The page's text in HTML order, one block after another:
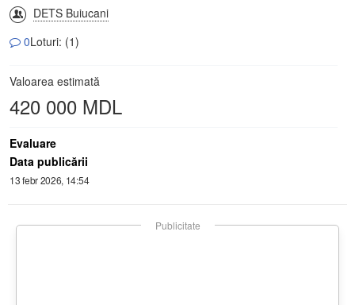
DETS Buiucani
0Loturi: (1)
Valoarea estimată
420 000 MDL
Evaluare
Data publicării
13 febr 2026, 14:54
Publicitate